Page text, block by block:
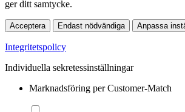
ger ditt samtycke.
Acceptera Endast nödvändiga Anpassa
Integritetspolicy
Individuella sekretessinställningar
Marknadsföring per Customer-Match